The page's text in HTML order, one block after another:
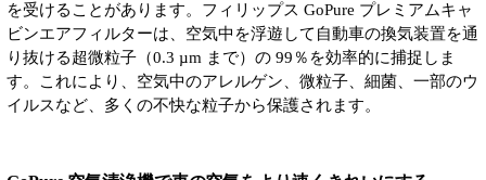
を受けることがあります。フィリップス GoPure プレミアムキャ
ビンエアフィルターは、空気中を浮遊して自動車の換気装置を通
り抜ける超微粒子（0.3 µm まで）の 99％を効率的に捕捉しま
す。これにより、空気中のアレルゲン、微粒子、細菌、一部のウ
イルスなど、多くの不快な粒子から保護されます。